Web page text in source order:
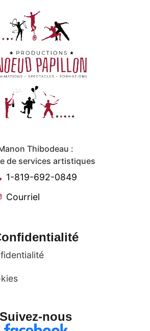
Thibodeau :
de services artistiques
1-819-692-0849
Courriel
Suivez-nous